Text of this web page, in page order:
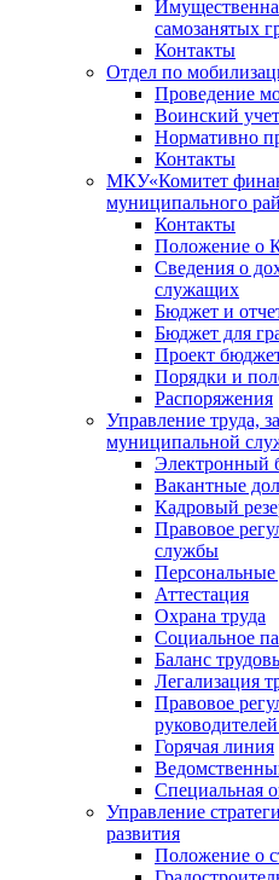
самозанятых
Контакты
Отдел по
Проведение
Воинский
Нормативно
Контакты
МКУ«Комитет
муниципального
Контакты
Положение о
Сведения о
служащих
Бюджет и
Бюджет для
Проект
Порядки и
Распоряжения
Управление труда,
муниципальной
Электронный
Вакантные
Кадровый
Правовое
службы
Аттестация
Охрана труда
Социальное
Баланс
Легализация
Правовое
Горячая линия
Специальная
Управление
развития
Положение о